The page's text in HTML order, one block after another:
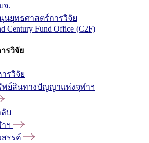
จ.
ยุทธศาสตร์การวิจัย
Century Fund Office (C2F)
รวิจัย
รวิจัย
พย์สินทางปัญญาแห่งจุฬาฯ
บ
ฯ
รรค์